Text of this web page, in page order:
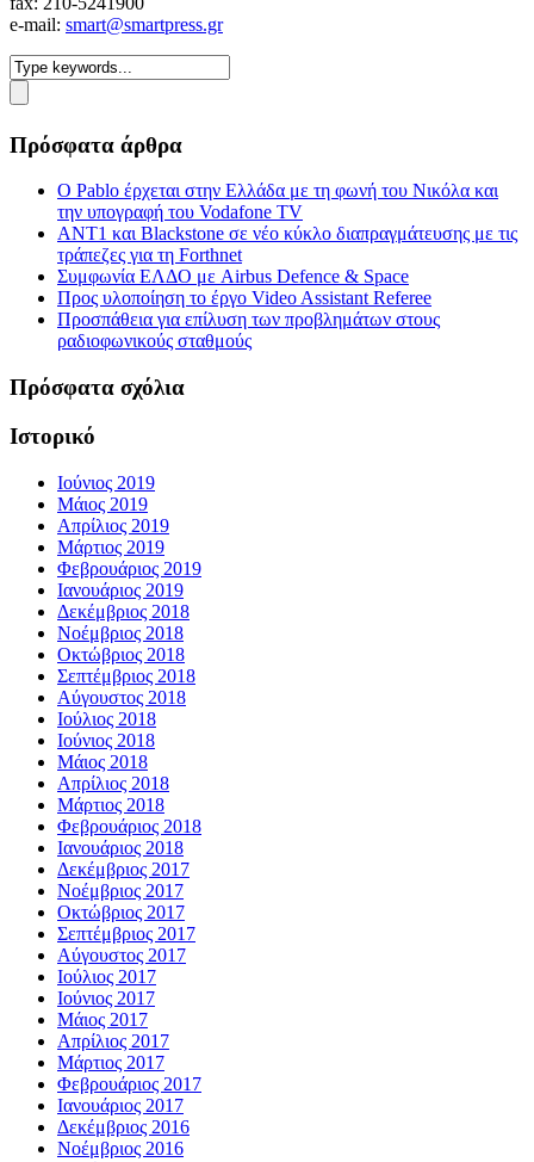
e-mail: smart@smartpress.gr
Πρόσφατα άρθρα
Ο Pablo έρχεται στην Ελλάδα με τη φωνή του Νικόλα και
την υπογραφή του Vodafone TV
ΑΝΤ1 και Blackstone σε νέο κύκλο διαπραγμάτευσης με τις
τράπεζες για τη Forthnet
Συμφωνία ΕΛΔΟ με Airbus Defence & Space
Προς υλοποίηση το έργο Video Assistant Referee
Προσπάθεια για επίλυση των προβλημάτων στους
ραδιοφωνικούς σταθμούς
Πρόσφατα σχόλια
Ιστορικό
Ιούνιος 2019
Μάιος 2019
Απρίλιος 2019
Μάρτιος 2019
Φεβρουάριος 2019
Ιανουάριος 2019
Δεκέμβριος 2018
Νοέμβριος 2018
Οκτώβριος 2018
Σεπτέμβριος 2018
Αύγουστος 2018
Ιούλιος 2018
Ιούνιος 2018
Μάιος 2018
Απρίλιος 2018
Μάρτιος 2018
Φεβρουάριος 2018
Ιανουάριος 2018
Δεκέμβριος 2017
Νοέμβριος 2017
Οκτώβριος 2017
Σεπτέμβριος 2017
Αύγουστος 2017
Ιούλιος 2017
Ιούνιος 2017
Μάιος 2017
Απρίλιος 2017
Μάρτιος 2017
Φεβρουάριος 2017
Ιανουάριος 2017
Δεκέμβριος 2016
Νοέμβριος 2016